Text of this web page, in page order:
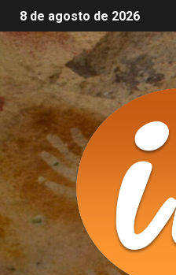
8 de agosto de 2026